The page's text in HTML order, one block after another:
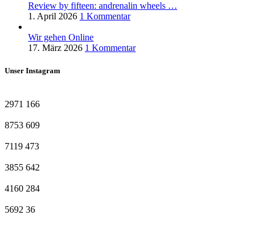
Review by fifteen: andrenalin wheels …
1. April 2026 1 Kommentar
Wir gehen Online
17. März 2026 1 Kommentar
Unser Instagram
2971 166
8753 609
7119 473
3855 642
4160 284
5692 36